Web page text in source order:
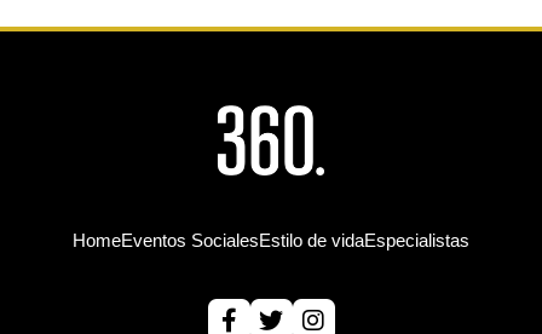
HomeEventos SocialesEstilo de vidaEspecialistas